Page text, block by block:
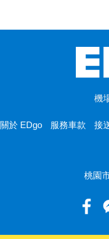
機
關於 EDgo 服務車款 接
桃園